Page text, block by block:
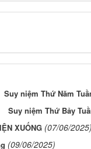
Suy niệm Thứ Năm
Suy niệm Thứ Bảy
XUỐNG (07/06/2025)
(09/06/2025)